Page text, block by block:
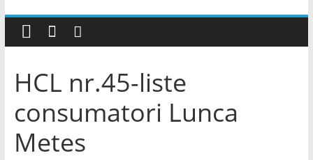
HCL nr.45-liste
consumatori Lunca
Metes